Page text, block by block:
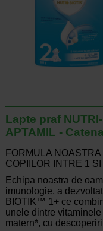
Lapte praf
APTAMIL -
FORMULA
COPIILOR INTRE 1 SI
Echipa noastra de
imunologie, a
BIOTIK™ 1+ ce
unele dintre
matern*, cu